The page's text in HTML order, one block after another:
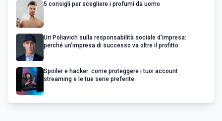
5 consigli per scegliere i profumi da uomo
Uri Poliavich sulla responsabilità sociale d’impresa:
perché un’impresa di successo va oltre il profitto
Spoiler e hacker: come proteggere i tuoi account
streaming e le tue serie preferite